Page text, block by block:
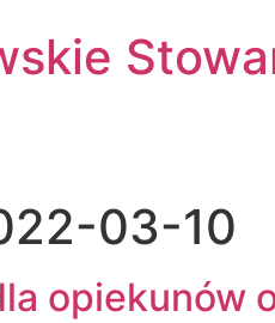
03-10
opiekunów